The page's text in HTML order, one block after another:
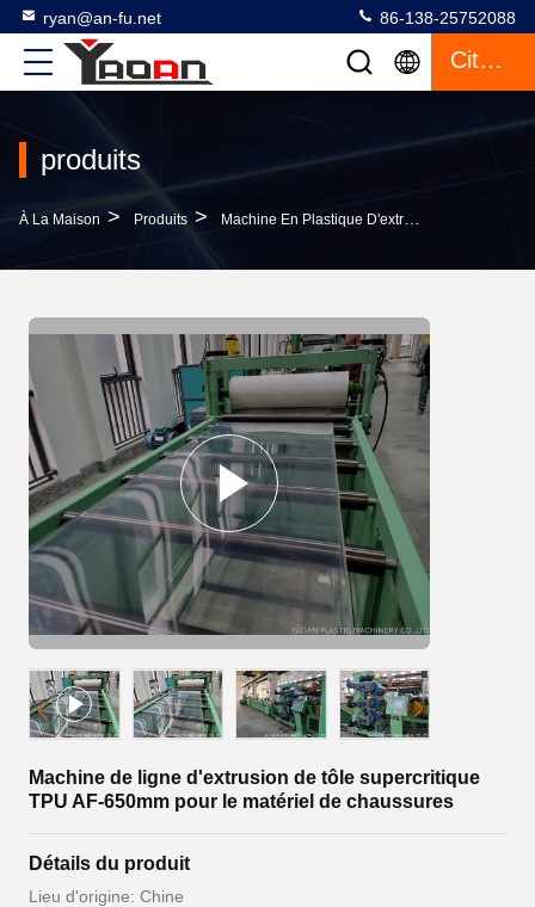
ryan@an-fu.net 86-138-25752088
Citation
produits
À La Maison > Produits > Machine En Plastique D'extrusion De Feuille
Machine de ligne d'extrusion de tôle supercritique
TPU AF-650mm pour le matériel de chaussures
Détails du produit
Lieu d'origine: Chine